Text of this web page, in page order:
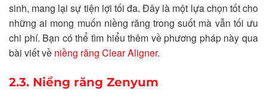
sinh, mang lại sự tiện lợi tối đa. Đây là một lựa chọn tốt cho
những ai mong muốn niềng răng trong suốt mà vẫn tối ưu
chi phí. Bạn có thể tìm hiểu thêm về phương pháp này qua
bài viết về niềng răng Clear Aligner.
2.3. Niềng răng Zenyum